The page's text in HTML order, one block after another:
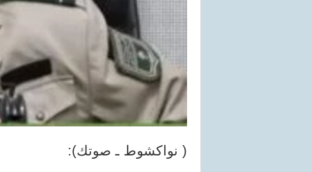
( نواكشوط ـ صوتك):